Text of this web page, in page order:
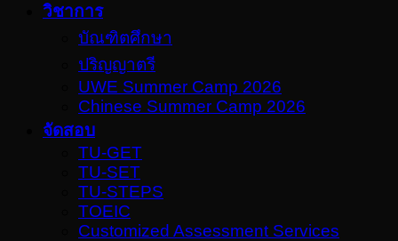
วิชาการ
บัณฑิตศึกษา
ปริญญาตรี
UWE Summer Camp 2026
Chinese Summer Camp 2026
จัดสอบ
TU-GET
TU-SET
TU-STEPS
TOEIC
Customized Assessment Services